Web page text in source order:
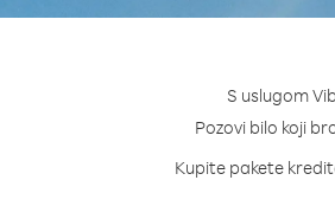
S uslugom
Pozovi bilo koji
Kupite pakete